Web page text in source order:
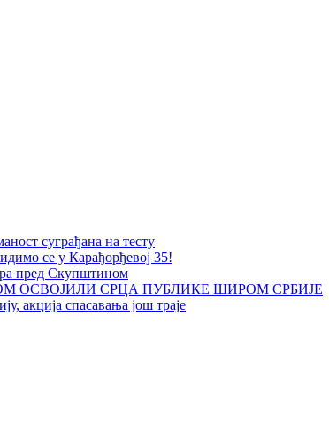
суграђана на тесту
се у Карађорђевој 35!
пред Скупштином
ОСВОЈИЛИ СРЦА ПУБЛИКЕ ШИРОМ СРБИЈЕ
акција спасавања још траје